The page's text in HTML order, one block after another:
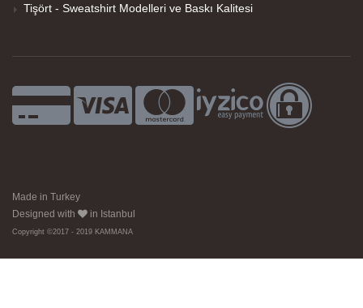
Tişört - Sweatshirt Modelleri ve Baskı Kalitesi
Made in Turkey
Designed with
in Istanbul
Copyright ©2017 - 2019 KAMMANA